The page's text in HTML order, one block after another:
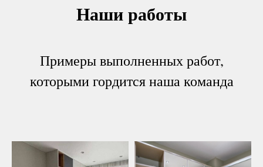
Наши работы
Примеры выполненных работ,
которыми гордится наша команда